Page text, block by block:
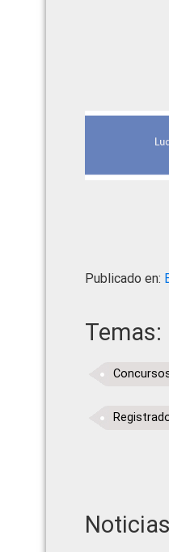
Publicado en:
Temas: